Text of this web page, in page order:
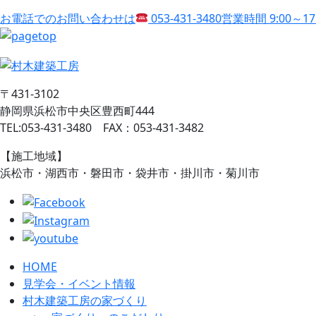
お電話でのお問い合わせは
053-431-3480営業時間 9:00～
〒431-3102
静岡県浜松市中央区豊西町444
TEL:053-431-3480 FAX：053-431-3482
【施工地域】
浜松市・湖西市・磐田市・袋井市・掛川市・菊川市
HOME
見学会・イベント情報
村木建築工房の家づくり